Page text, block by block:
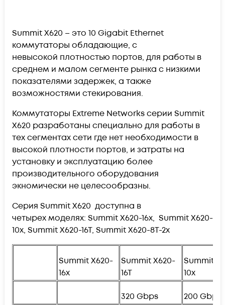
Summit X620 – это 10 Gigabit Ethernet
коммутаторы обладающие, с
невысокой плотностью портов, для работы в
среднем и малом сегменте рынка с низкими
показателями задержек, а также
возможностями стекирования.
Коммутаторы Extreme Networks серии Summit
X620 разработаны специально для работы в
тех сегментах сети где нет необходимости в
высокой плотности портов, и затраты на
установку и эксплуатацию более
производительного оборудования
экномически не целесообразны.
Серия Summit X620 доступна в
четырех моделях: Summit X620-16x, Summit X620-
10x, Summit X620-16T, Summit X620-8T-2x
Summit X620-
16x
Summit X620-
16T
Summit
10x
320 Gbps 200 Gbps